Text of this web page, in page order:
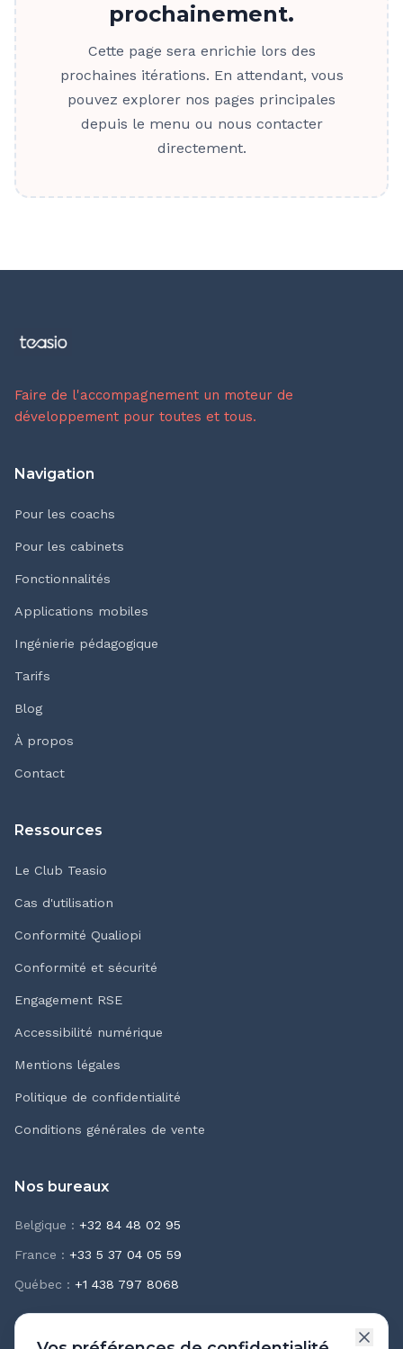
prochainement.
Cette page sera enrichie lors des
prochaines itérations. En attendant, vous
pouvez explorer nos pages principales
depuis le menu ou nous contacter
directement.
Faire de l'accompagnement un moteur de
développement pour toutes et tous.
Navigation
Pour les coachs
Pour les cabinets
Fonctionnalités
Applications mobiles
Ingénierie pédagogique
Tarifs
Blog
À propos
Contact
Ressources
Le Club Teasio
Cas d'utilisation
Conformité Qualiopi
Conformité et sécurité
Engagement RSE
Accessibilité numérique
Mentions légales
Politique de confidentialité
Conditions générales de vente
Nos bureaux
Belgique : +32 84 48 02 95
France : +33 5 37 04 05 59
Québec : +1 438 797 8068